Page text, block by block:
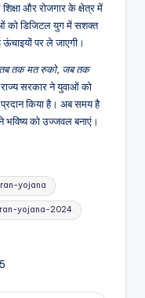
और रोजगार के क्षेत्र में
को डिजिटल युग में सशक्त
पर ले जाएगी।
तब तक मत रुको, जब तक
सरकार ने युवाओं को
किया है। अब समय है
को उज्जवल बनाएं।
yojana
yojana-2024